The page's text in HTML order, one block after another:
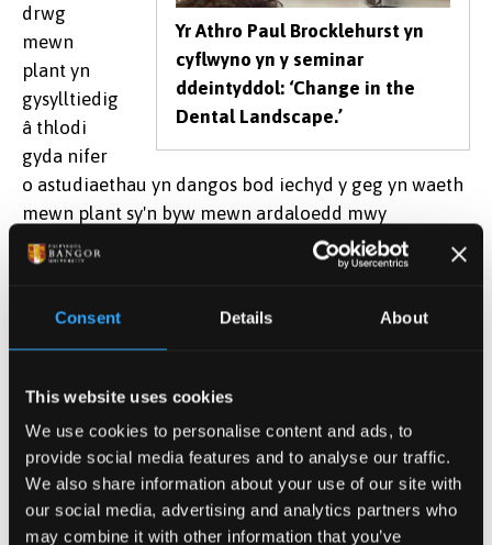
Consent Details About
This website uses cookies
We use cookies to personalise content and ads, to
provide social media features and to analyse our traffic.
We also share information about your use of our site with
our social media, advertising and analytics partners who
may combine it with other information that you’ve
Yr Athro Paul Brocklehurst yn
cyflwyno yn y seminar
ddeintyddol: ‘Change in the
Dental Landscape.’
drwg
mewn
plant yn
gysylltiedig
â thlodi
gyda nifer
o astudiaethau yn dangos bod iechyd y geg yn waeth
mewn plant sy'n byw mewn ardaloedd mwy
difreintiedig yn economaidd-gymdeithasol. Dyma un
o'r dangosyddion anghydraddoldeb mwyaf nodedig
Cododd y seminar gwestiynau pwysig ynglŷn â
ysgolion a'r contract deintyddol, hynny yw, sut y telir
deintyddion.
Pwysleisiodd yr Athro Paul Brocklehurst nad oes un
ffordd benodol yn gweithio mewn gofal deintyddol